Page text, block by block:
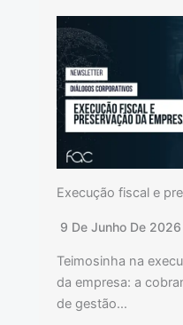
Execução fiscal e
9 De Junho De 2026
Teimosinha na
da empresa: a
de gestão…